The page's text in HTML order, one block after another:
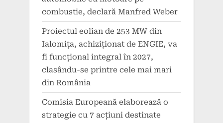
combustie, declară Manfred Weber
Proiectul eolian de 253 MW din
Ialomița, achiziționat de ENGIE, va
fi funcțional integral în 2027,
clasându-se printre cele mai mari
din România
Comisia Europeană elaborează o
strategie cu 7 acțiuni destinate